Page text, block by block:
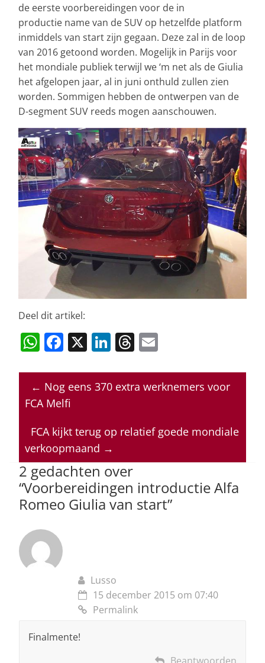
de eerste voorbereidingen voor de in
productie name van de SUV op hetzelfde platform
inmiddels van start zijn gegaan. Deze zal in de loop
van 2016 getoond worden. Mogelijk in Parijs voor
het mondiale publiek terwijl we ‘m net als de Giulia
het afgelopen jaar, al in juni onthuld zullen zien
worden. Sommigen hebben de ontwerpen van de
D-segment SUV reeds mogen aanschouwen.
Deel dit artikel:
W
at
s
p
p
F
c
e
o
o
k
X Li
k
e
n
T
re
a
s
ai
l
← Nog eens 370 extra werknemers voor
FCA Melfi
FCA kijkt terug op relatief goede mondiale
verkoopmaand →
2 gedachten over
“Voorbereidingen introductie Alfa
Romeo Giulia van start”
Lusso
15 december 2015 om 07:40
Permalink
Finalmente!